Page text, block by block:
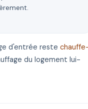
d'entrée reste
du logement lui-